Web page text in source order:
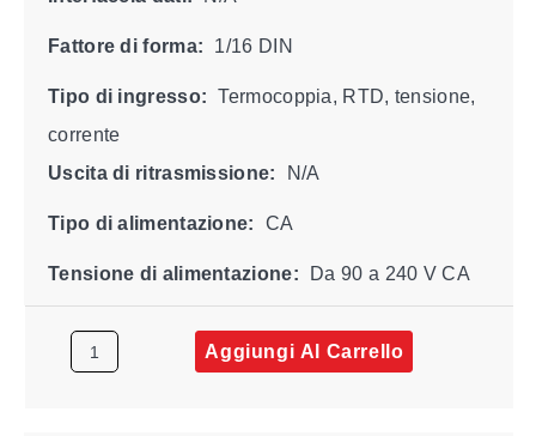
Fattore di forma: 1/16 DIN
Tipo di ingresso: Termocoppia, RTD, tensione,
corrente
Uscita di ritrasmissione:
N/A
Tipo di alimentazione: CA
Tensione di alimentazione: Da 90 a 240 V CA
Aggiungi Al Carrello